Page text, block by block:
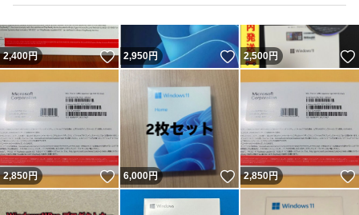
2,400円 いいね！
2,950円 いいね！
2,500円
2,850円 いいね！
6,000円 いいね！
2,850円